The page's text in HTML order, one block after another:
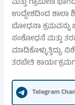
ಉದ್ದೇಶದಿಂದ ಶಾಲಾ
ಬೋಧನಾ ಕ್ರಮವನ್ನು
ಸಂಶೋಧನೆ ಮತ್ತು
ತರಬೇತಿ
Telegram